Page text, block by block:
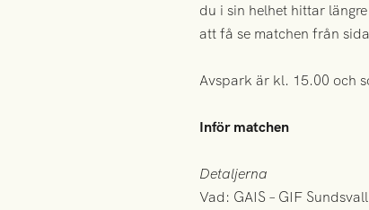
du i sin helhet hittar
att få se matchen från
Avspark är kl. 15.00 och
Inför matchen
Detaljerna
Vad: GAIS – GIF